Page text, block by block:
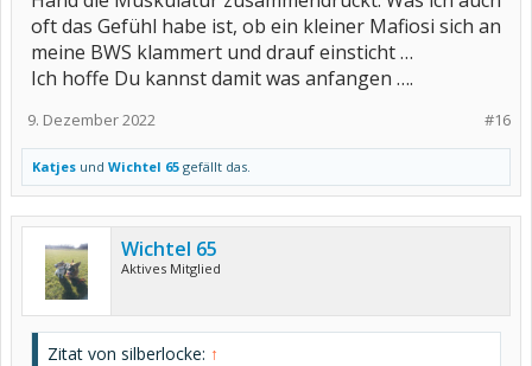
oft das Gefühl habe ist, ob ein kleiner Mafiosi sich an
meine BWS klammert und drauf einsticht …
Ich hoffe Du kannst damit was anfangen ….
#16
9. Dezember 2022
Katjes und Wichtel 65 gefällt das.
Wichtel 65
Aktives Mitglied
Zitat von silberlocke: ↑